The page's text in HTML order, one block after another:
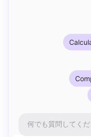
何でも質問してく